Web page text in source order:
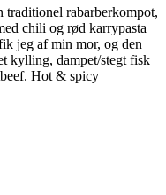
traditionel rabarberkompot,
chili og rød karrypasta
jeg af min mor, og den
kylling, dampet/stegt fisk
Hot & spicy